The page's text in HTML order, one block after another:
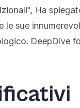
Ha
sue
DeepDive